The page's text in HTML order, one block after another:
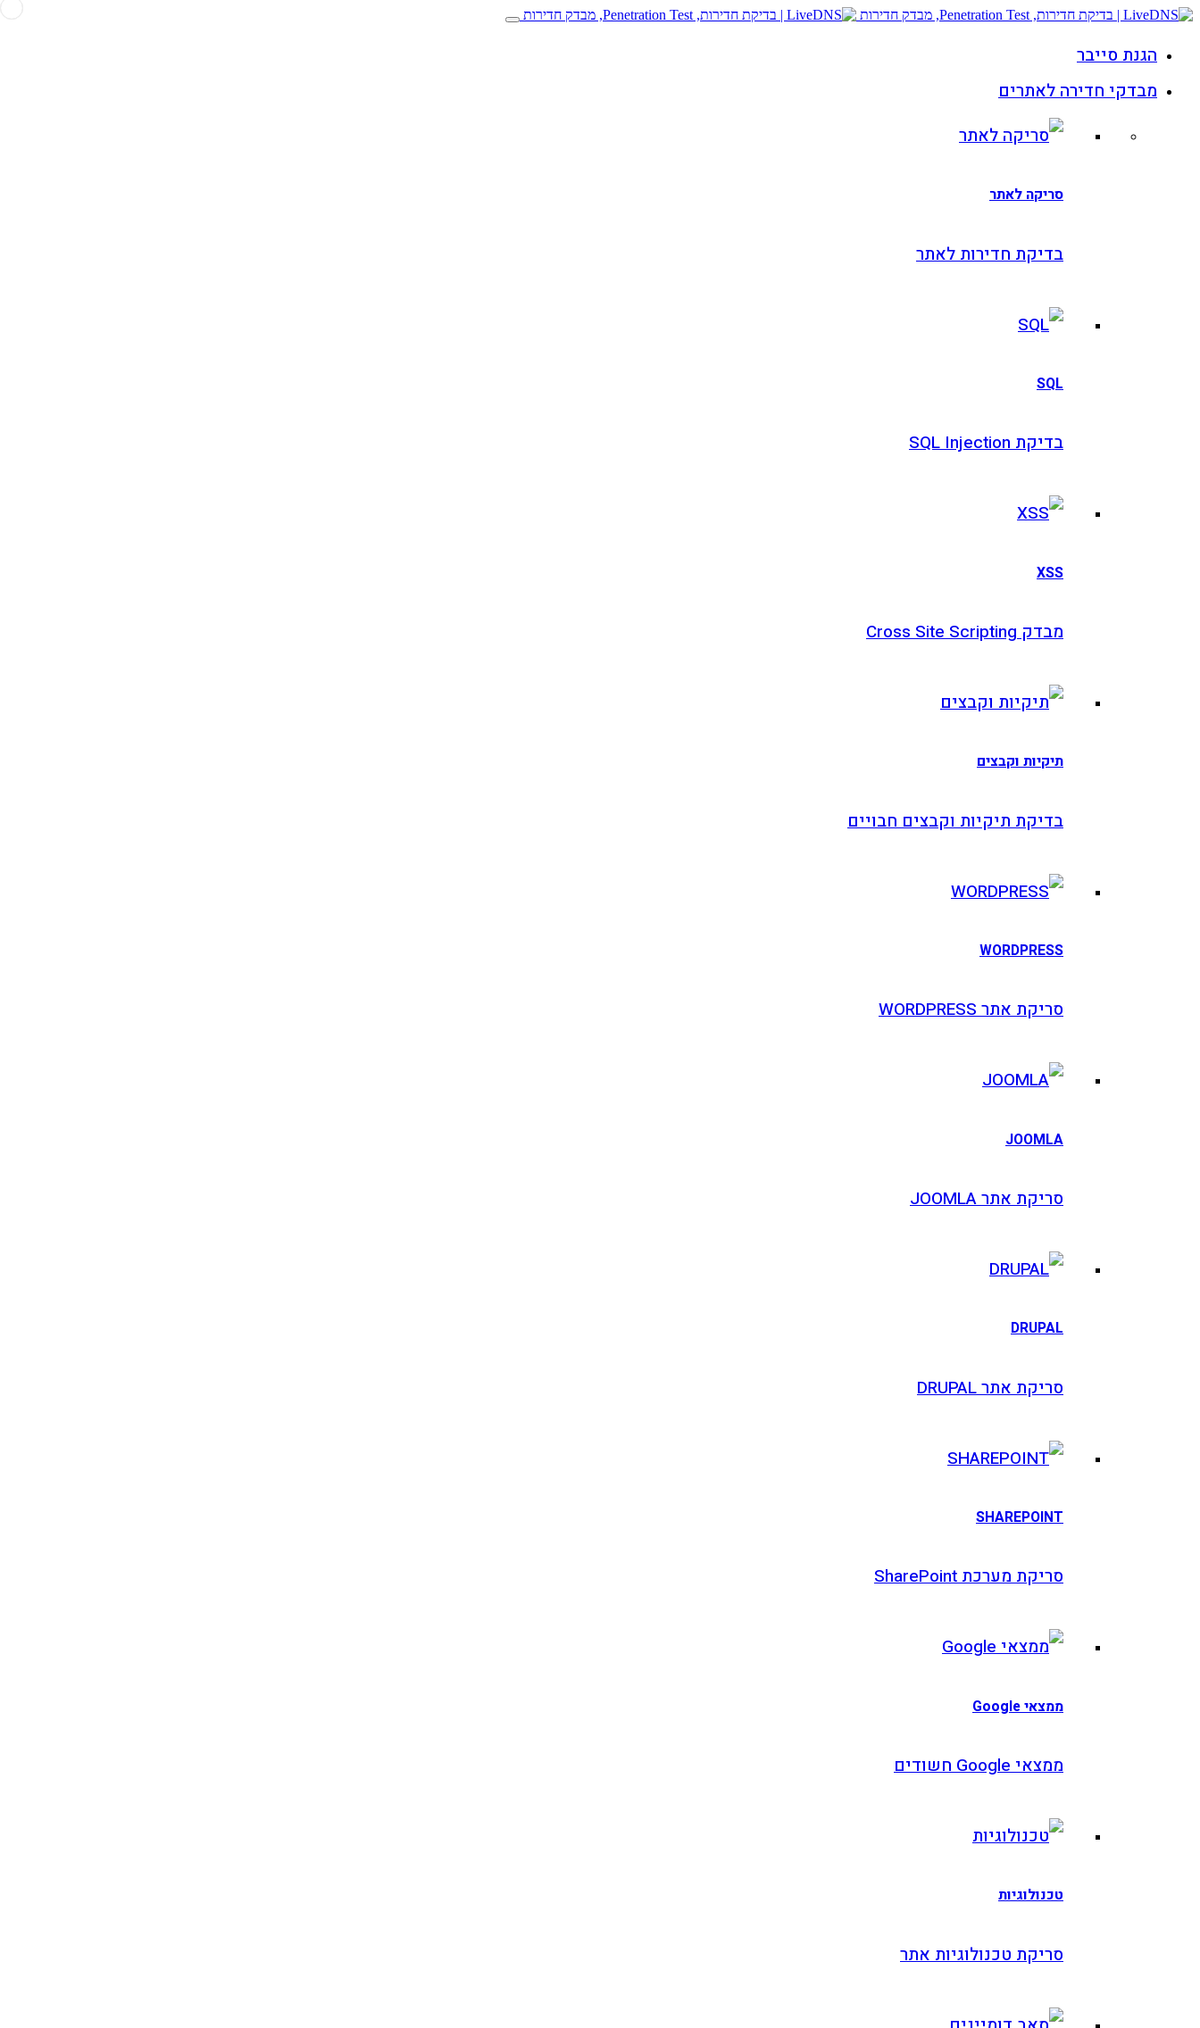
הגנת סייבר
מבדקי חדירה לאתרים
סריקה לאתר
בדיקת חדירות לאתר
SQL
בדיקת SQL Injection
XSS
מבדק Cross Site Scripting
תיקיות וקבצים
בדיקת תיקיות וקבצים חבויים
WORDPRESS
סריקת אתר WORDPRESS
JOOMLA
סריקת אתר JOOMLA
DRUPAL
סריקת אתר DRUPAL
SHAREPOINT
סריקת מערכת SharePoint
ממצאי Google
ממצאי Google חשודים
טכנולוגיות
סריקת טכנולוגיות אתר